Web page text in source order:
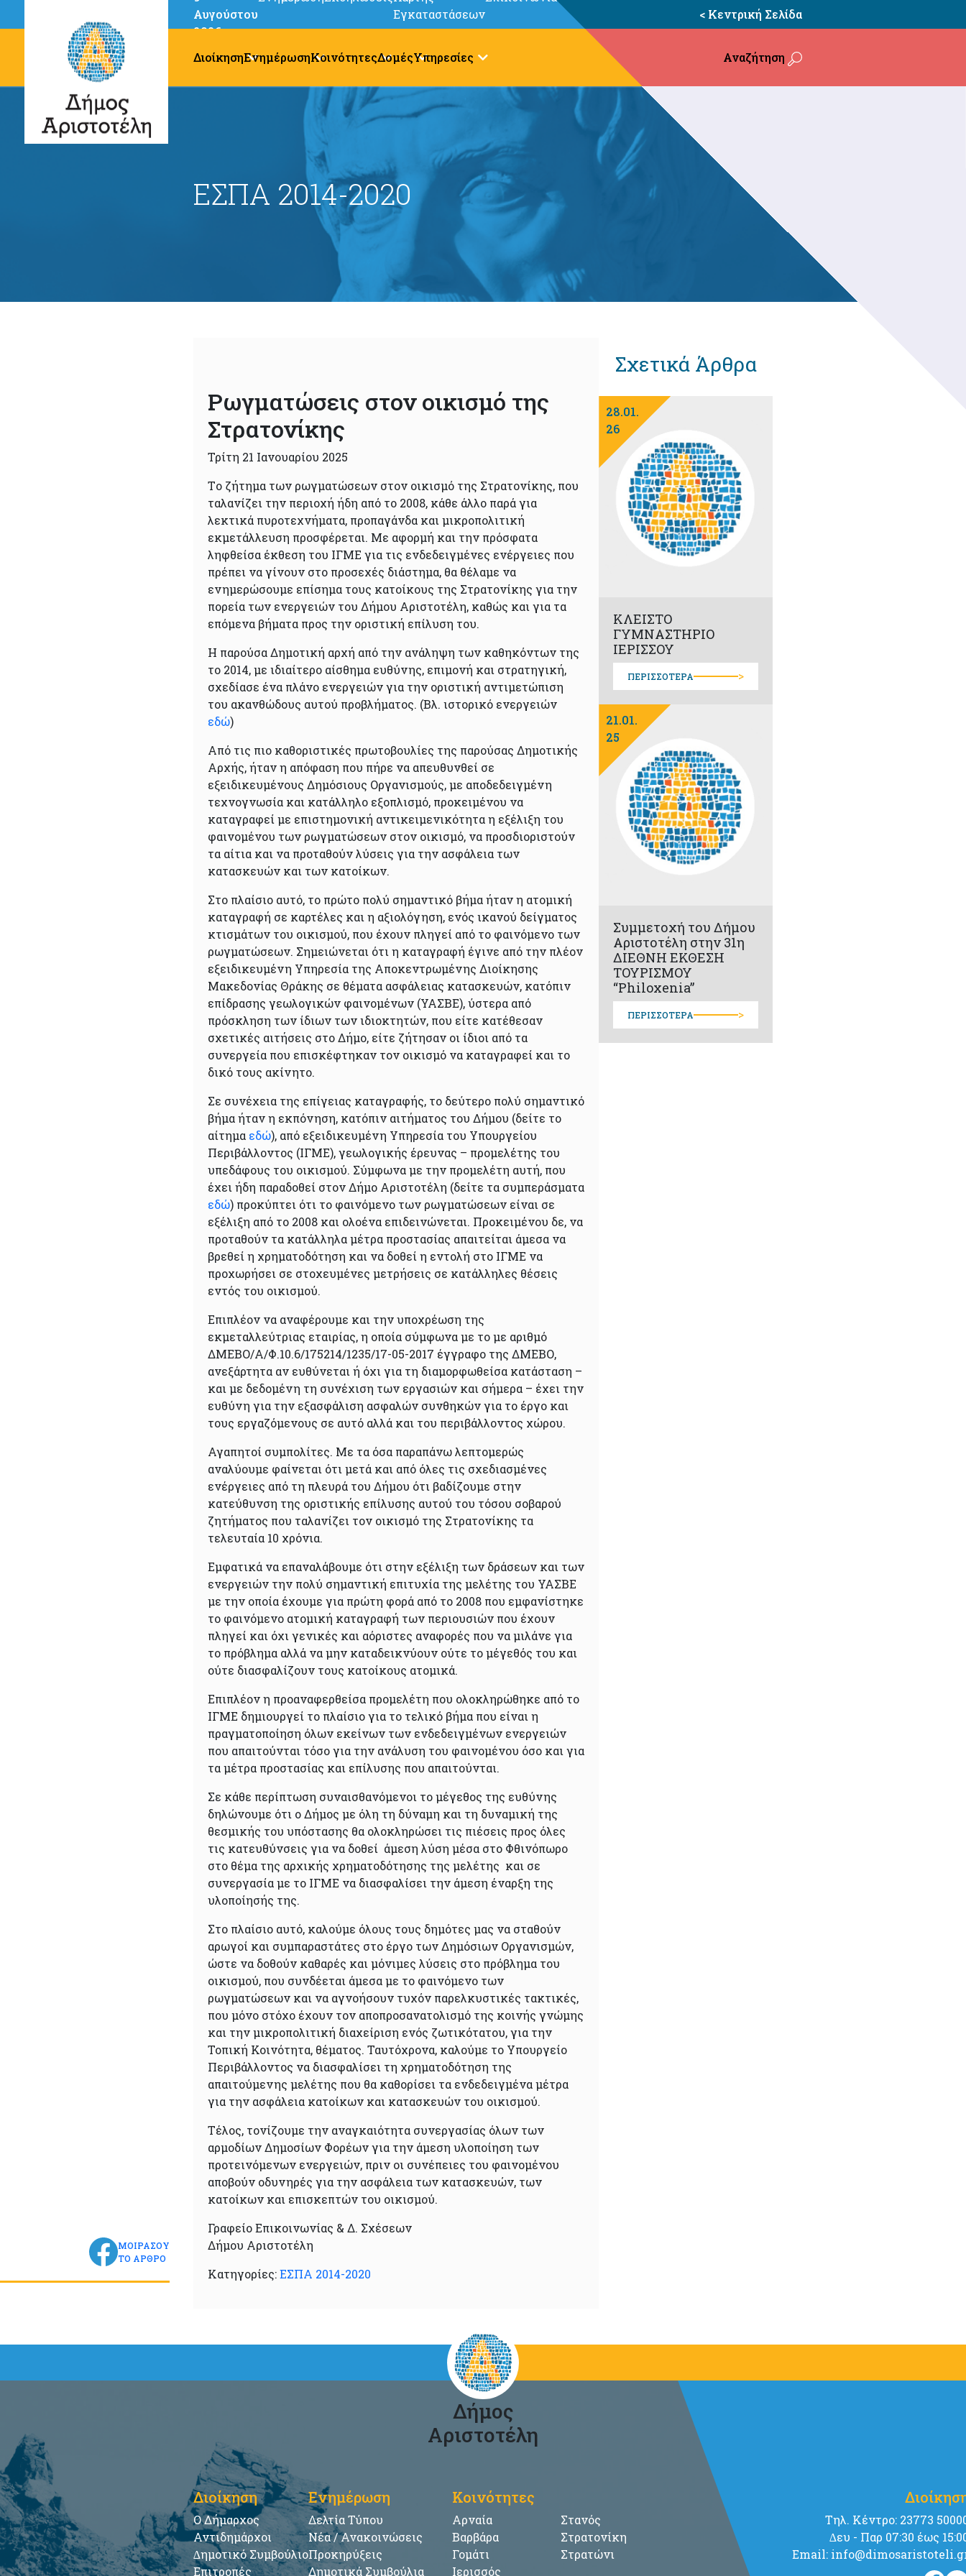
Αυγούστου
2026
Εγκαταστάσεων
< Κεντρική Σελίδα
ΔιοίκησηΕνημέρωσηΚοινότητεςΔομέςΥπηρεσίες Αναζήτηση
ΕΣΠΑ 2014-2020
Ρωγματώσεις στον οικισμό της
Στρατονίκης
Τρίτη 21 Ιανουαρίου 2025
Tο ζήτημα των ρωγματώσεων στον οικισμό της Στρατονίκης, που
ταλανίζει την περιοχή ήδη από το 2008, κάθε άλλο παρά για
λεκτικά πυροτεχνήματα, προπαγάνδα και μικροπολιτική
εκμετάλλευση προσφέρεται. Με αφορμή και την πρόσφατα
ληφθείσα έκθεση του ΙΓΜΕ για τις ενδεδειγμένες ενέργειες που
πρέπει να γίνουν στο προσεχές διάστημα, θα θέλαμε να
ενημερώσουμε επίσημα τους κατοίκους της Στρατονίκης για την
πορεία των ενεργειών του Δήμου Αριστοτέλη, καθώς και για τα
επόμενα βήματα προς την οριστική επίλυση του.
Η παρούσα Δημοτική αρχή από την ανάληψη των καθηκόντων της
το 2014, με ιδιαίτερο αίσθημα ευθύνης, επιμονή και στρατηγική,
σχεδίασε ένα πλάνο ενεργειών για την οριστική αντιμετώπιση
του ακανθώδους αυτού προβλήματος. (Βλ. ιστορικό ενεργειών
εδώ)
Από τις πιο καθοριστικές πρωτοβουλίες της παρούσας Δημοτικής
Αρχής, ήταν η απόφαση που πήρε να απευθυνθεί σε
εξειδικευμένους Δημόσιους Οργανισμούς, με αποδεδειγμένη
τεχνογνωσία και κατάλληλο εξοπλισμό, προκειμένου να
καταγραφεί με επιστημονική αντικειμενικότητα η εξέλιξη του
φαινομένου των ρωγματώσεων στον οικισμό, να προσδιοριστούν
τα αίτια και να προταθούν λύσεις για την ασφάλεια των
κατασκευών και των κατοίκων.
Στο πλαίσιο αυτό, το πρώτο πολύ σημαντικό βήμα ήταν η ατομική
καταγραφή σε καρτέλες και η αξιολόγηση, ενός ικανού δείγματος
κτισμάτων του οικισμού, που έχουν πληγεί από το φαινόμενο των
ρωγματώσεων. Σημειώνεται ότι η καταγραφή έγινε από την πλέον
εξειδικευμένη Υπηρεσία της Αποκεντρωμένης Διοίκησης
Μακεδονίας Θράκης σε θέματα ασφάλειας κατασκευών, κατόπιν
επίδρασης γεωλογικών φαινομένων (ΥΑΣΒΕ), ύστερα από
πρόσκληση των ίδιων των ιδιοκτητών, που είτε κατέθεσαν
σχετικές αιτήσεις στο Δήμο, είτε ζήτησαν οι ίδιοι από τα
συνεργεία που επισκέφτηκαν τον οικισμό να καταγραφεί και το
δικό τους ακίνητο.
Σε συνέχεια της επίγειας καταγραφής, το δεύτερο πολύ σημαντικό
βήμα ήταν η εκπόνηση, κατόπιν αιτήματος του Δήμου (δείτε το
αίτημα εδώ), από εξειδικευμένη Υπηρεσία του Υπουργείου
Περιβάλλοντος (ΙΓΜΕ), γεωλογικής έρευνας – προμελέτης του
υπεδάφους του οικισμού. Σύμφωνα με την προμελέτη αυτή, που
έχει ήδη παραδοθεί στον Δήμο Αριστοτέλη (δείτε τα συμπεράσματα
εδώ) προκύπτει ότι το φαινόμενο των ρωγματώσεων είναι σε
εξέλιξη από το 2008 και ολοένα επιδεινώνεται. Προκειμένου δε, να
προταθούν τα κατάλληλα μέτρα προστασίας απαιτείται άμεσα να
βρεθεί η χρηματοδότηση και να δοθεί η εντολή στο ΙΓΜΕ να
προχωρήσει σε στοχευμένες μετρήσεις σε κατάλληλες θέσεις
εντός του οικισμού.
Επιπλέον να αναφέρουμε και την υποχρέωση της
εκμεταλλεύτριας εταιρίας, η οποία σύμφωνα με το με αριθμό
ΔΜΕΒΟ/Α/Φ.10.6/175214/1235/17-05-2017 έγγραφο της ΔΜΕΒΟ,
ανεξάρτητα αν ευθύνεται ή όχι για τη διαμορφωθείσα κατάσταση –
και με δεδομένη τη συνέχιση των εργασιών και σήμερα – έχει την
ευθύνη για την εξασφάλιση ασφαλών συνθηκών για το έργο και
τους εργαζόμενους σε αυτό αλλά και του περιβάλλοντος χώρου.
Αγαπητοί συμπολίτες. Με τα όσα παραπάνω λεπτομερώς
αναλύουμε φαίνεται ότι μετά και από όλες τις σχεδιασμένες
ενέργειες από τη πλευρά του Δήμου ότι βαδίζουμε στην
κατεύθυνση της οριστικής επίλυσης αυτού του τόσου σοβαρού
ζητήματος που ταλανίζει τον οικισμό της Στρατονίκης τα
τελευταία 10 χρόνια.
Εμφατικά να επαναλάβουμε ότι στην εξέλιξη των δράσεων και των
ενεργειών την πολύ σημαντική επιτυχία της μελέτης του ΥΑΣΒΕ
με την οποία έχουμε για πρώτη φορά από το 2008 που εμφανίστηκε
το φαινόμενο ατομική καταγραφή των περιουσιών που έχουν
πληγεί και όχι γενικές και αόριστες αναφορές που να μιλάνε για
το πρόβλημα αλλά να μην καταδεικνύουν ούτε το μέγεθός του και
ούτε διασφαλίζουν τους κατοίκους ατομικά.
Επιπλέον η προαναφερθείσα προμελέτη που ολοκληρώθηκε από το
ΙΓΜΕ δημιουργεί το πλαίσιο για το τελικό βήμα που είναι η
πραγματοποίηση όλων εκείνων των ενδεδειγμένων ενεργειών
που απαιτούνται τόσο για την ανάλυση του φαινομένου όσο και για
τα μέτρα προστασίας και επίλυσης που απαιτούνται.
Σε κάθε περίπτωση συναισθανόμενοι το μέγεθος της ευθύνης
δηλώνουμε ότι ο Δήμος με όλη τη δύναμη και τη δυναμική της
θεσμικής του υπόστασης θα ολοκληρώσει τις πιέσεις προς όλες
τις κατευθύνσεις για να δοθεί άμεση λύση μέσα στο Φθινόπωρο
στο θέμα της αρχικής χρηματοδότησης της μελέτης και σε
συνεργασία με το ΙΓΜΕ να διασφαλίσει την άμεση έναρξη της
υλοποίησής της.
Στο πλαίσιο αυτό, καλούμε όλους τους δημότες μας να σταθούν
αρωγοί και συμπαραστάτες στο έργο των Δημόσιων Οργανισμών,
ώστε να δοθούν καθαρές και μόνιμες λύσεις στο πρόβλημα του
οικισμού, που συνδέεται άμεσα με το φαινόμενο των
ρωγματώσεων και να αγνοήσουν τυχόν παρελκυστικές τακτικές,
που μόνο στόχο έχουν τον αποπροσανατολισμό της κοινής γνώμης
και την μικροπολιτική διαχείριση ενός ζωτικότατου, για την
Τοπική Κοινότητα, θέματος. Ταυτόχρονα, καλούμε το Υπουργείο
Περιβάλλοντος να διασφαλίσει τη χρηματοδότηση της
απαιτούμενης μελέτης που θα καθορίσει τα ενδεδειγμένα μέτρα
για την ασφάλεια κατοίκων και κατασκευών του οικισμού.
Τέλος, τονίζουμε την αναγκαιότητα συνεργασίας όλων των
αρμοδίων Δημοσίων Φορέων για την άμεση υλοποίηση των
προτεινόμενων ενεργειών, πριν οι συνέπειες του φαινομένου
αποβούν οδυνηρές για την ασφάλεια των κατασκευών, των
κατοίκων και επισκεπτών του οικισμού.
Γραφείο Επικοινωνίας & Δ. Σχέσεων
Δήμου Αριστοτέλη
Κατηγορίες:ΕΣΠΑ 2014-2020
ΜΟΙΡΑΣΟΥ
ΤΟ ΑΡΘΡΟ
Σχετικά Άρθρα
28.01.
26
ΚΛΕΙΣΤΟ
ΓΥΜΝΑΣΤΗΡΙΟ
ΙΕΡΙΣΣΟΥ
ΠΕΡΙΣΣΟΤΕΡΑ >
21.01.
25
Συμμετοχή του Δήμου
Αριστοτέλη στην 31η
ΔΙΕΘΝΗ ΕΚΘΕΣΗ
ΤΟΥΡΙΣΜΟΥ
“Philoxenia”
ΠΕΡΙΣΣΟΤΕΡΑ >
Δήμος
Αριστοτέλη
Διοίκηση
Ο Δήμαρχος
Αντιδημάρχοι
∆ημοτικό Συμβούλιο
Επιτροπές
Ενημέρωση
Δελτία Τύπου
Νέα / Ανακοινώσεις
Προκηρύξεις
Δημοτικά Συμβούλια
Κοινότητες
Αρναία
Βαρβάρα
Γομάτι
Ιερισσός
Στανός
Στρατονίκη
Στρατώνι
Tηλ. Κέντρο: 23773
∆ευ - Παρ 07:30 έως
Email: